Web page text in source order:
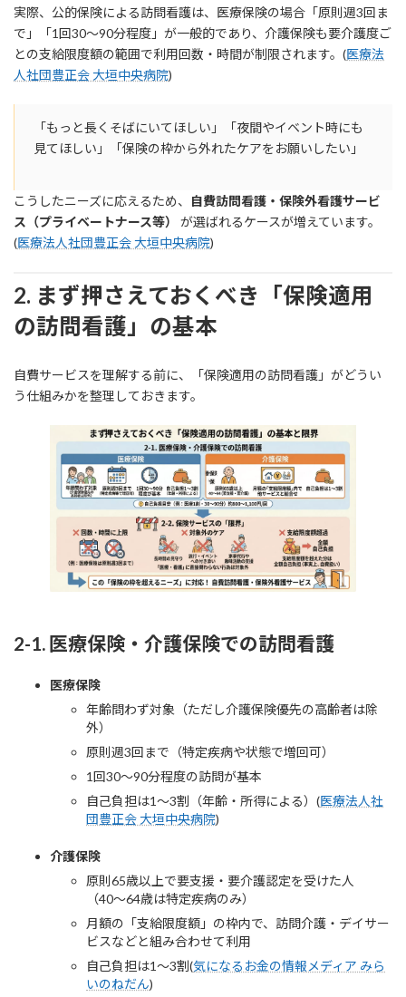
実際、公的保険による訪問看護は、医療保険の場合「原則週3回ま
で」「1回30〜90分程度」が一般的であり、介護保険も要介護度ご
との支給限度額の範囲で利用回数・時間が制限されます。(医療法
人社団豊正会 大垣中央病院)
「もっと長くそばにいてほしい」「夜間やイベント時にも
見てほしい」「保険の枠から外れたケアをお願いしたい」
こうしたニーズに応えるため、
自費訪問看護・保険外看護サービ
ス（プライベートナース等）
が選ばれるケースが増えています。
(医療法人社団豊正会 大垣中央病院)
2. まず押さえておくべき「保険適用
の訪問看護」の基本
自費サービスを理解する前に、「保険適用の訪問看護」がどうい
う仕組みかを整理しておきます。
2-1. 医療保険・介護保険での訪問看護
医療保険
年齢問わず対象（ただし介護保険優先の高齢者は除
外）
原則週3回まで（特定疾病や状態で増回可）
1回30〜90分程度の訪問が基本
自己負担は1〜3割（年齢・所得による）(医療法人社
団豊正会 大垣中央病院)
介護保険
原則65歳以上で要支援・要介護認定を受けた人
（40〜64歳は特定疾病のみ）
月額の「支給限度額」の枠内で、訪問介護・デイサー
ビスなどと組み合わせて利用
自己負担は1〜3割(気になるお金の情報メディア みら
いのねだん)